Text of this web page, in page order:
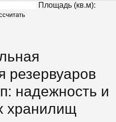
Площадь (кв.м):
резервуаров
надежность и
хранилищ